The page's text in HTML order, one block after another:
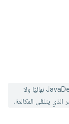
تم إيقاف التعليق التوضيحي JavaDefault نهائيًا ولا